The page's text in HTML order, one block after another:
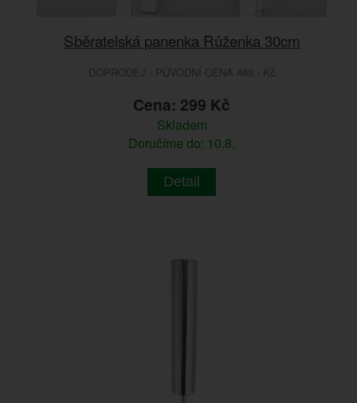
Sběratelská panenka Růženka 30cm
DOPRODEJ - PŮVODNÍ CENA 469.- Kč
Cena: 299 Kč
Skladem
Doručíme do: 10.8.
Detail